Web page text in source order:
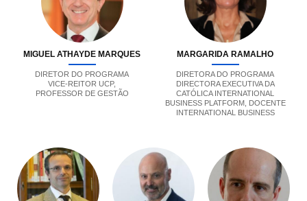
MIGUEL ATHAYDE MARQUES
DIRETOR DO PROGRAMA
VICE-REITOR UCP,
PROFESSOR DE GESTÃO
MARGARIDA RAMALHO
DIRETORA DO PROGRAMA
DIRECTORA EXECUTIVA DA
CATÓLICA INTERNATIONAL
BUSINESS PLATFORM, DOCENTE
INTERNATIONAL BUSINESS